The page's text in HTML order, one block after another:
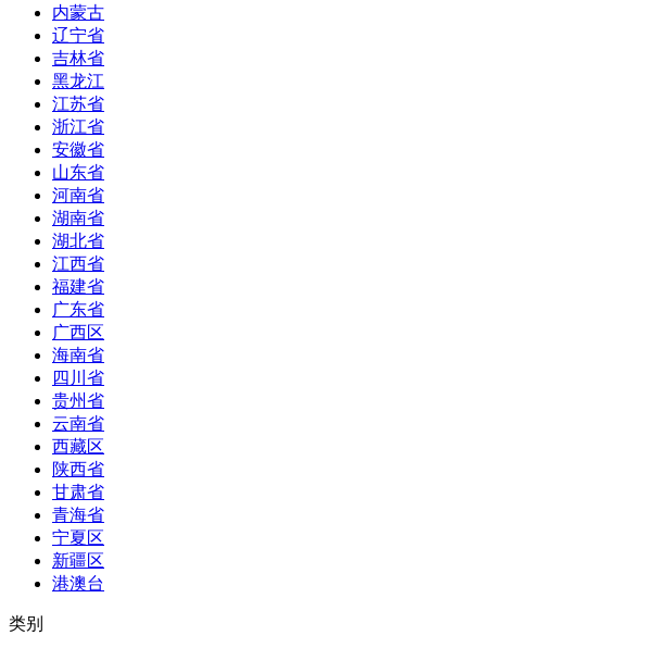
内蒙古
辽宁省
吉林省
黑龙江
江苏省
浙江省
安徽省
山东省
河南省
湖南省
湖北省
江西省
福建省
广东省
广西区
海南省
四川省
贵州省
云南省
西藏区
陕西省
甘肃省
青海省
宁夏区
新疆区
港澳台
类别